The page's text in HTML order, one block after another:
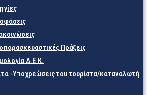
Πράξεις
Δ.Ε.Κ.
-Υποχρεώσεις του τουρίστα/καταναλωτή